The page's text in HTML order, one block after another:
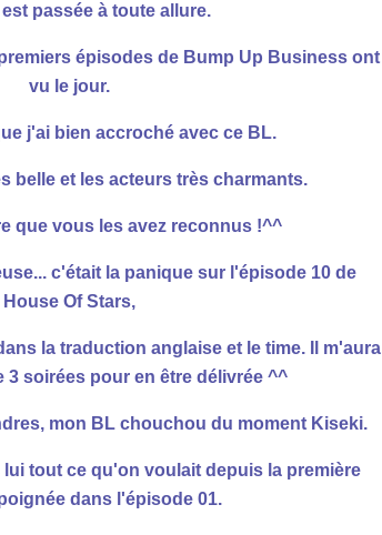
passée à toute allure.
épisodes de Bump Up Business ont
vu le jour.
j'ai bien accroché avec ce BL.
belle et les acteurs très charmants.
que vous les avez reconnus !^^
c'était la panique sur l'épisode 10 de
House Of Stars,
la traduction anglaise et le time. Il m'aura
3 soirées pour en être délivrée ^^
mon BL chouchou du moment Kiseki.
tout ce qu'on voulait depuis la première
dans l'épisode 01.